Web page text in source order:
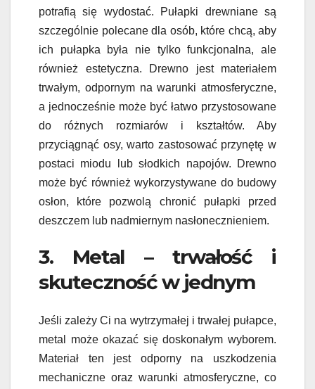
potrafią się wydostać. Pułapki drewniane są
szczególnie polecane dla osób, które chcą, aby
ich pułapka była nie tylko funkcjonalna, ale
również estetyczna. Drewno jest materiałem
trwałym, odpornym na warunki atmosferyczne,
a jednocześnie może być łatwo przystosowane
do różnych rozmiarów i kształtów. Aby
przyciągnąć osy, warto zastosować przynętę w
postaci miodu lub słodkich napojów. Drewno
może być również wykorzystywane do budowy
osłon, które pozwolą chronić pułapki przed
deszczem lub nadmiernym nasłonecznieniem.
3. Metal – trwałość i
skuteczność w jednym
Jeśli zależy Ci na wytrzymałej i trwałej pułapce,
metal może okazać się doskonałym wyborem.
Materiał ten jest odporny na uszkodzenia
mechaniczne oraz warunki atmosferyczne, co